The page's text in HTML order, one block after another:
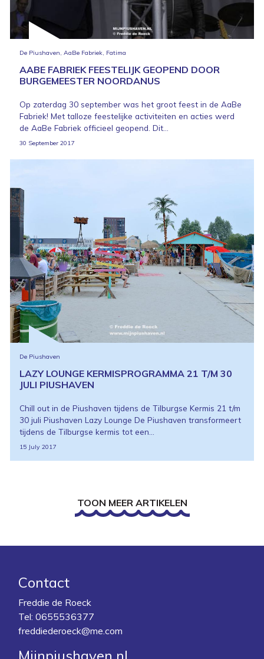
De Piushaven, AaBe Fabriek, Fatima
AABE FABRIEK FEESTELIJK GEOPEND DOOR
BURGEMEESTER NOORDANUS
Op zaterdag 30 september was het groot feest in de AaBe
Fabriek! Met talloze feestelijke activiteiten en acties werd
de AaBe Fabriek officieel geopend. Dit...
30 September 2017
De Piushaven
LAZY LOUNGE KERMISPROGRAMMA 21 T/M 30
JULI PIUSHAVEN
Chill out in de Piushaven tijdens de Tilburgse Kermis 21 t/m
30 juli Piushaven Lazy Lounge De Piushaven transformeert
tijdens de Tilburgse kermis tot een...
15 July 2017
TOON MEER ARTIKELEN
Contact
Freddie de Roeck
Tel: 0655536377
freddiederoeck@me.com
Mijnpiushaven.nl